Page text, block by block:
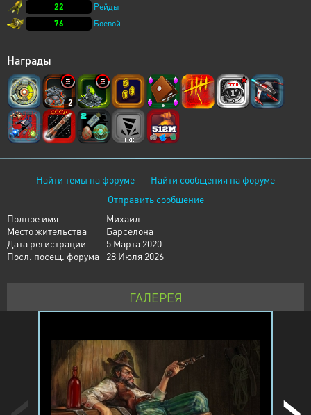
22
Рейды
76
Боевой
Награды
2
Найти темы на форуме
Найти сообщения на форуме
Отправить сообщение
Полное имя
Михаил
Место жительства
Барселона
Дата регистрации
5 Марта 2020
Посл. посещ. форума
28 Июля 2026
ГАЛЕРЕЯ